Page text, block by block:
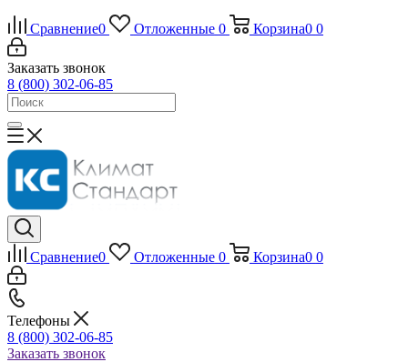
Сравнение0 Отложенные 0 Корзина0 0
Заказать звонок
8 (800) 302-06-85
Сравнение0 Отложенные 0 Корзина0 0
Телефоны
8 (800) 302-06-85
Заказать звонок